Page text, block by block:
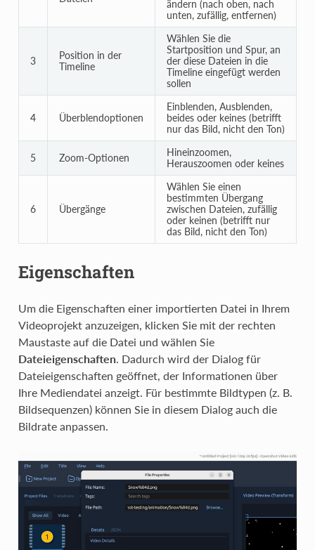
ändern (nach oben, nach
unten, zufällig, entfernen)
3
Position in der
Timeline
Wählen Sie die
Startposition und Spur, an
der diese Dateien in die
Timeline eingefügt werden
sollen
4 Überblendoptionen
Einblenden, Ausblenden,
beides oder keines (betrifft
nur das Bild, nicht den Ton)
5 Zoom-Optionen
Hineinzoomen,
Herauszoomen oder keines
6 Übergänge
Wählen Sie einen
bestimmten Übergang
zwischen Dateien, zufällig
oder keinen (betrifft nur
das Bild, nicht den Ton)
Eigenschaften
Um die Eigenschaften einer importierten Datei in Ihrem
Videoprojekt anzuzeigen, klicken Sie mit der rechten
Maustaste auf die Datei und wählen Sie
Dateieigenschaften. Dadurch wird der Dialog für
Dateieigenschaften geöffnet, der Informationen über
Ihre Mediendatei anzeigt. Für bestimmte Bildtypen (z. B.
Bildsequenzen) können Sie in diesem Dialog auch die
Bildrate anpassen.